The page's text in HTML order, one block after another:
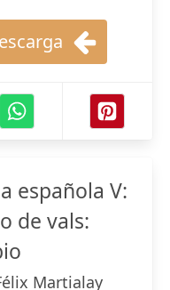
española V:
de vals:
Martialay